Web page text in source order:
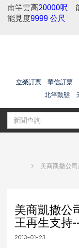
南竿雲高20000呎
能見度9999 公尺
立榮訂票 華信訂票
北竿動態
美商凱撒公
美商凱撒
王再生支持
2013-01-23